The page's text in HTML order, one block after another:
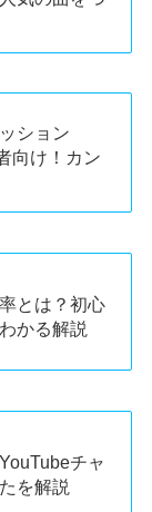
ション
向け！カン
とは？初心
かる解説
チャ
を解説